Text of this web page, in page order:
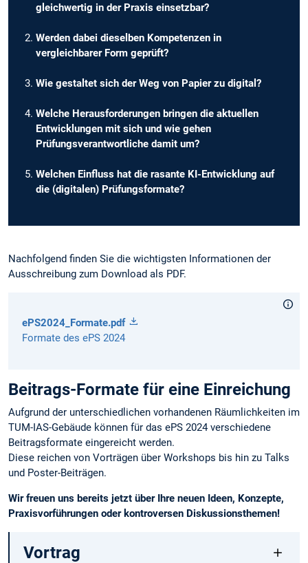
gleichwertig in der Praxis einsetzbar?
Werden dabei dieselben Kompetenzen in
vergleichbarer Form geprüft?
Wie gestaltet sich der Weg von Papier zu digital?
Welche Herausforderungen bringen die aktuellen
Entwicklungen mit sich und wie gehen
Prüfungsverantwortliche damit um?
Welchen Einfluss hat die rasante KI-Entwicklung auf
die (digitalen) Prüfungsformate?
Nachfolgend finden Sie die wichtigsten Informationen der
Ausschreibung zum Download als PDF.
ePS2024_Formate.pdf
Formate des ePS 2024
Beitrags-Formate für eine Einreichung
Aufgrund der unterschiedlichen vorhandenen Räumlichkeiten im
TUM-IAS-Gebäude können für das ePS 2024 verschiedene
Beitragsformate eingereicht werden.
Diese reichen von Vorträgen über Workshops bis hin zu Talks
und Poster-Beiträgen.
Wir freuen uns bereits jetzt über Ihre neuen Ideen, Konzepte,
Praxisvorführungen oder kontroversen Diskussionsthemen!
Vortrag